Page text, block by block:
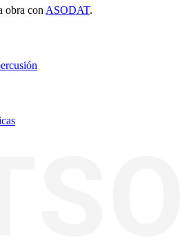
obra con ASODAT.